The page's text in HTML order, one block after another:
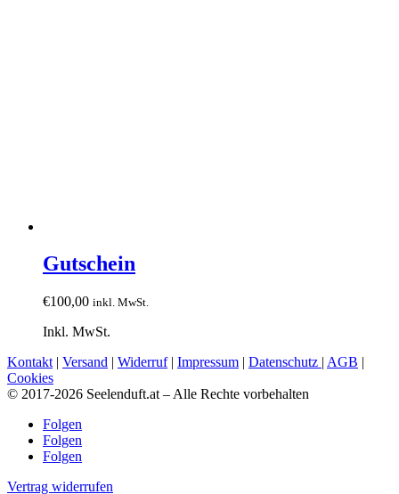
Gutschein
€100,00 inkl. MwSt.
Inkl. MwSt.
Kontakt | Versand | Widerruf| Impressum | Datenschutz | AGB |
Cookies
© 2017-2026 Seelenduft.at – Alle Rechte vorbehalten
Folgen
Folgen
Folgen
Vertrag widerrufen